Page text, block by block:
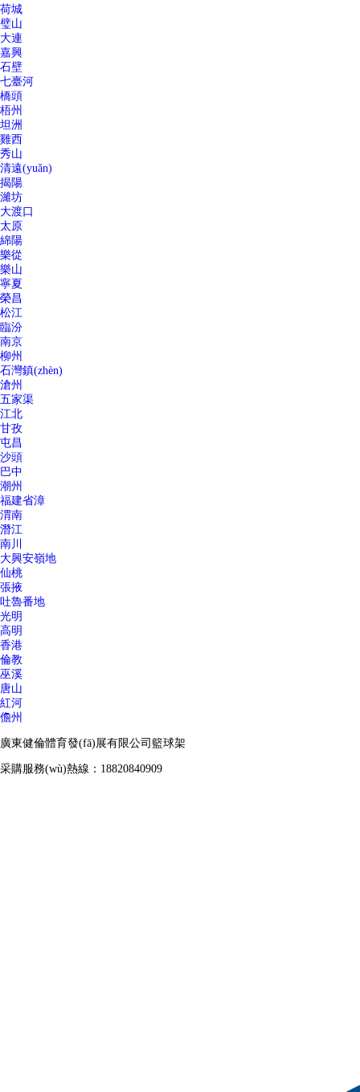
荷城
璧山
大連
嘉興
石壁
七臺河
橋頭
梧州
坦洲
雞西
秀山
清遠(yuǎn)
揭陽
濰坊
大渡口
太原
綿陽
樂從
樂山
寧夏
榮昌
松江
臨汾
南京
柳州
石灣鎮(zhèn)
滄州
五家渠
江北
甘孜
屯昌
沙頭
巴中
潮州
福建省漳
渭南
潛江
南川
大興安嶺地
仙桃
張掖
吐魯番地
光明
高明
香港
倫教
巫溪
唐山
紅河
儋州
廣東健倫體育發(fā)展有限公司籃球架
采購服務(wù)熱線：18820840909